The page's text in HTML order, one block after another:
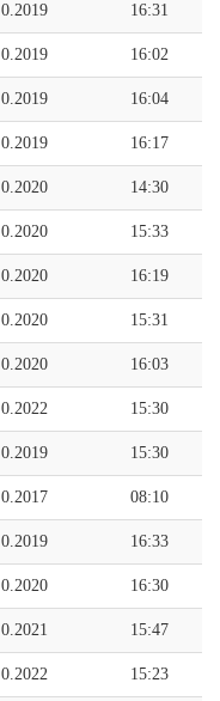
0.2019 16:31
0.2019 16:02
0.2019 16:04
0.2019 16:17
0.2020 14:30
0.2020 15:33
0.2020 16:19
0.2020 15:31
0.2020 16:03
0.2022 15:30
0.2019 15:30
0.2017 08:10
0.2019 16:33
0.2020 16:30
0.2021 15:47
0.2022 15:23